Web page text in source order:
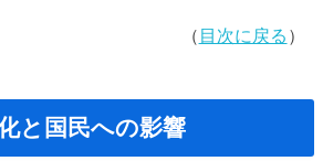
（ 目次に戻る ）
と国民への影響